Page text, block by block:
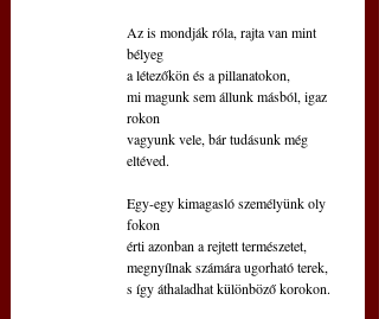
Az is mondják róla, rajta van mint
bélyeg
a létezőkön és a pillanatokon,
mi magunk sem állunk másból, igaz
rokon
vagyunk vele, bár tudásunk még
eltéved.
Egy-egy kimagasló személyünk oly
fokon
érti azonban a rejtett természetet,
megnyílnak számára ugorható terek,
s így áthaladhat különböző korokon.